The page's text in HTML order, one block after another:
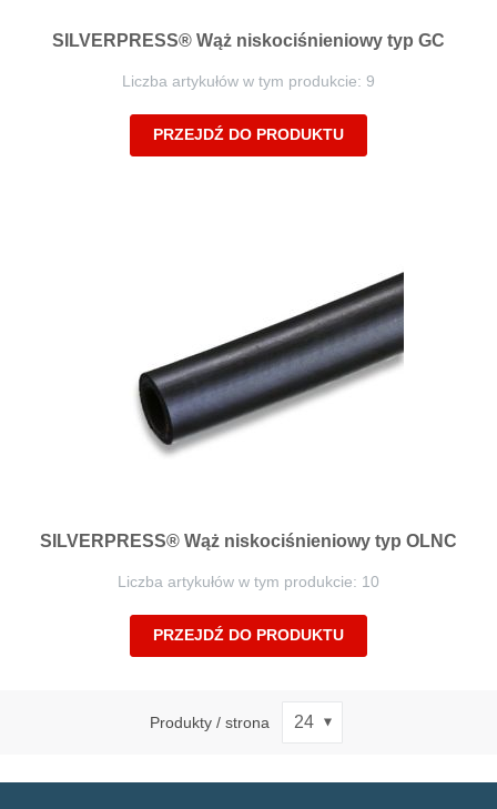
SILVERPRESS® Wąż niskociśnieniowy typ GC
Liczba artykułów w tym produkcie: 9
PRZEJDŹ DO PRODUKTU
SILVERPRESS® Wąż niskociśnieniowy typ OLNC
Liczba artykułów w tym produkcie: 10
PRZEJDŹ DO PRODUKTU
Produkty / strona